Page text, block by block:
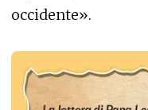
occidente».